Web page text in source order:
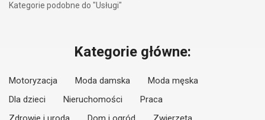
Kategorie podobne do "Usługi"
Kategorie główne:
Motoryzacja Moda damska
Moda męska
Dla dzieci
Nieruchomości
Praca